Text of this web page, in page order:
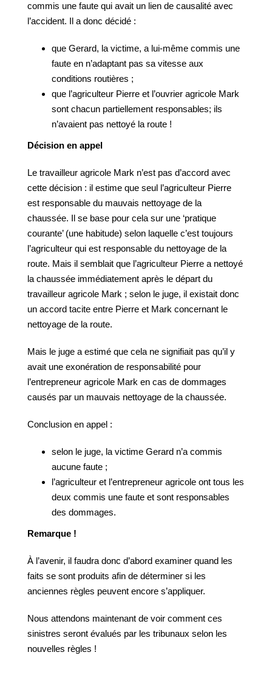
commis une faute qui avait un lien de causalité avec
l’accident. Il a donc décidé :
que Gerard, la victime, a lui-même commis une
faute en n’adaptant pas sa vitesse aux
conditions routières ;
que l’agriculteur Pierre et l’ouvrier agricole Mark
sont chacun partiellement responsables; ils
n’avaient pas nettoyé la route !
Décision en appel
Le travailleur agricole Mark n’est pas d’accord avec
cette décision : il estime que seul l’agriculteur Pierre
est responsable du mauvais nettoyage de la
chaussée. Il se base pour cela sur une ‘pratique
courante’ (une habitude) selon laquelle c’est toujours
l’agriculteur qui est responsable du nettoyage de la
route. Mais il semblait que l’agriculteur Pierre a nettoyé
la chaussée immédiatement après le départ du
travailleur agricole Mark ; selon le juge, il existait donc
un accord tacite entre Pierre et Mark concernant le
nettoyage de la route.
Mais le juge a estimé que cela ne signifiait pas qu’il y
avait une exonération de responsabilité pour
l’entrepreneur agricole Mark en cas de dommages
causés par un mauvais nettoyage de la chaussée.
Conclusion en appel :
selon le juge, la victime Gerard n’a commis
aucune faute ;
l’agriculteur et l’entrepreneur agricole ont tous les
deux commis une faute et sont responsables
des dommages.
Remarque !
À l’avenir, il faudra donc d’abord examiner quand les
faits se sont produits afin de déterminer si les
anciennes règles peuvent encore s’appliquer.
Nous attendons maintenant de voir comment ces
sinistres seront évalués par les tribunaux selon les
nouvelles règles !